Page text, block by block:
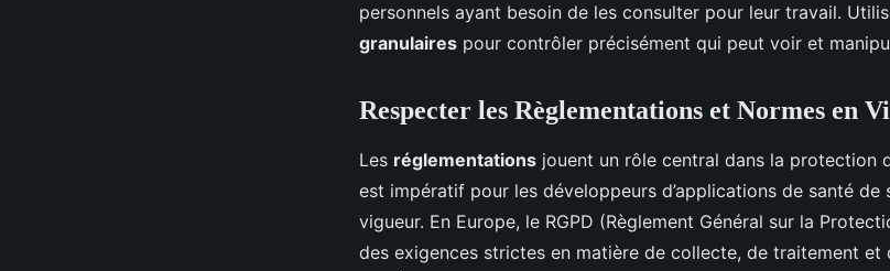
personnels ayant besoin de les consulter pour leur travail.
granulaires pour contrôler précisément qui peut voir et
Respecter les Règlementations et Normes en
Les réglementations jouent un rôle central dans la protection
est impératif pour les développeurs d’applications de santé de
vigueur. En Europe, le RGPD (Règlement Général sur la
des exigences strictes en matière de collecte, de traitement et